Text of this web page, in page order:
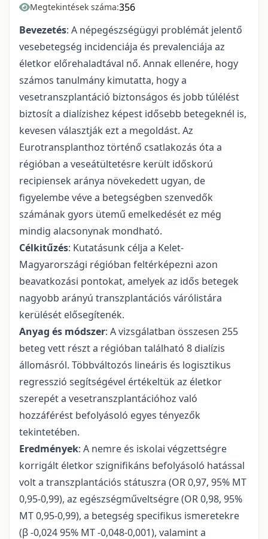
Megtekintések száma:356
Bevezetés: A népegészségügyi problémát jelentő
vesebetegség incidenciája és prevalenciája az
életkor előrehaladtával nő. Annak ellenére, hogy
számos tanulmány kimutatta, hogy a
vesetranszplantáció biztonságos és jobb túlélést
biztosít a dialízishez képest idősebb betegeknél is,
kevesen választják ezt a megoldást. Az
Eurotransplanthoz történő csatlakozás óta a
régióban a veseátültetésre került időskorú
recipiensek aránya növekedett ugyan, de
figyelembe véve a betegségben szenvedők
számának gyors ütemű emelkedését ez még
mindig alacsonynak mondható.
Célkitűzés: Kutatásunk célja a Kelet-
Magyarországi régióban feltérképezni azon
beavatkozási pontokat, amelyek az idős betegek
nagyobb arányú transzplantációs várólistára
kerülését elősegítenék.
Anyag és módszer: A vizsgálatban összesen 255
beteg vett részt a régióban található 8 dialízis
állomásról. Többváltozós lineáris és logisztikus
regresszió segítségével értékeltük az életkor
szerepét a vesetranszplantációhoz való
hozzáférést befolyásoló egyes tényezők
tekintetében.
Eredmények: A nemre és iskolai végzettségre
korrigált életkor szignifikáns befolyásoló hatással
volt a transzplantációs státuszra (OR 0,97, 95% MT
0,95-0,99), az egészségműveltségre (OR 0,98, 95%
MT 0,95-0,99), a betegség specifikus ismeretekre
(β -0,024 95% MT -0,048-0,001), valamint a